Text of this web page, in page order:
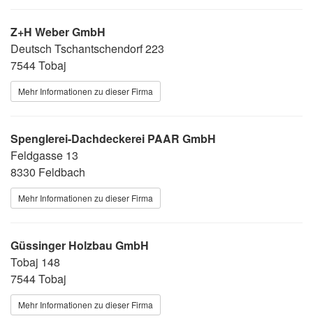
Z+H Weber GmbH
Deutsch Tschantschendorf 223
7544 Tobaj
Mehr Informationen zu dieser Firma
Spenglerei-Dachdeckerei PAAR GmbH
Feldgasse 13
8330 Feldbach
Mehr Informationen zu dieser Firma
Güssinger Holzbau GmbH
Tobaj 148
7544 Tobaj
Mehr Informationen zu dieser Firma